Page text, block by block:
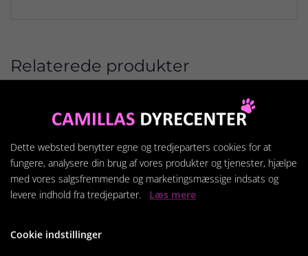
Relaterede produkter
Dette websted benytter egne og tredjeparters cookies for at
fungere, analysere din brug af vores produkter og tjenester, hjælpe
med vores salgsfremmende og marketingsmæssige indsats og
levere indhold fra tredjeparter. Læs mere
Cookie indstillinger